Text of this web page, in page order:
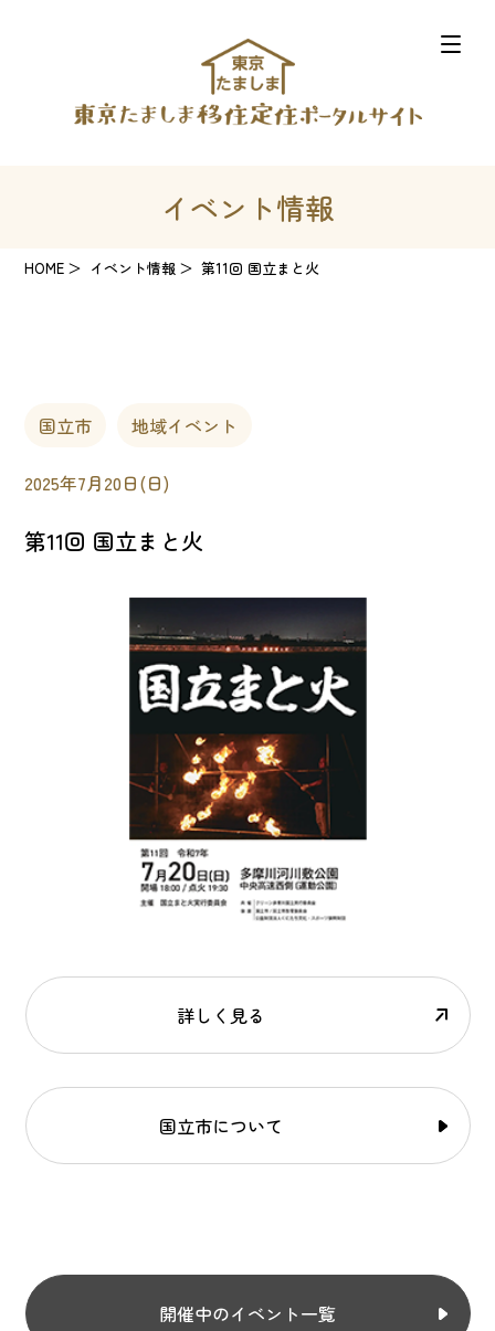
イベント情報
HOME イベント情報 第11回 国立まと火
国立市 地域イベント
2025年7月20日(日)
第11回 国立まと火
詳しく見る
国立市について
開催中のイベント一覧